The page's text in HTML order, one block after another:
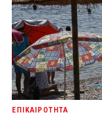
ΕΠΙΚΑΙΡΟΤΗΤΑ